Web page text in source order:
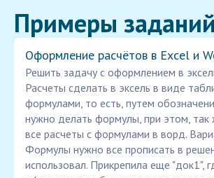
Примеры заданий
Оформление расчётов в Excel и
Решить задачу с оформлением в
Расчеты сделать в эксель в виде
формулами, то есть, путем
нужно делать формулы, при этом, так
все расчеты с формулами в ворд.
Формулы нужно все прописать в
использовал. Прикрепила еще "док1",